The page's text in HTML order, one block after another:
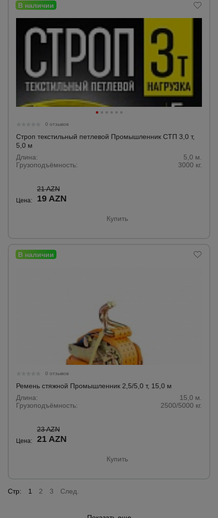
0 отзывов
Строп текстильный петлевой Промышленник СТП 3,0 т,
5,0 м
Длина:
5,0 м.
Грузоподъёмность:
3000 кг.
Цена:
21 AZN
19 AZN
Купить
0 отзывов
Ремень стяжной Промышленник 2,5/5,0 т, 15,0 м
Длина:
15,0 м.
Грузоподъёмность:
2500/5000 кг.
Цена:
23 AZN
21 AZN
Купить
Стр: 1 2 3 След.